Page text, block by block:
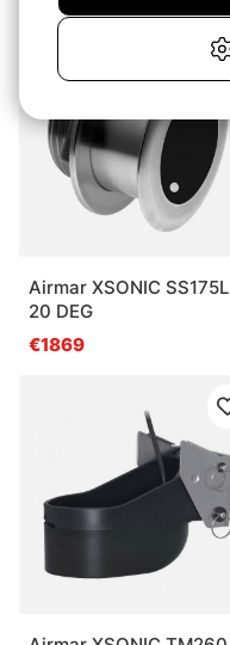
Airmar XSONIC SS175L
20 DEG
€1869